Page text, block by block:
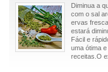
Diminua a
com o sal
ervas
estará
Fácil e
uma ótima
receitas.O